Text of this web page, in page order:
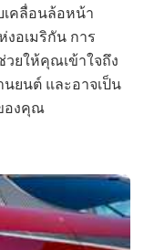
คลื่อนล้อหน้า
อเมริกัน การ
ยให้คุณเข้าใจถึง
ยนต์ และอาจเป็น
องคุณ